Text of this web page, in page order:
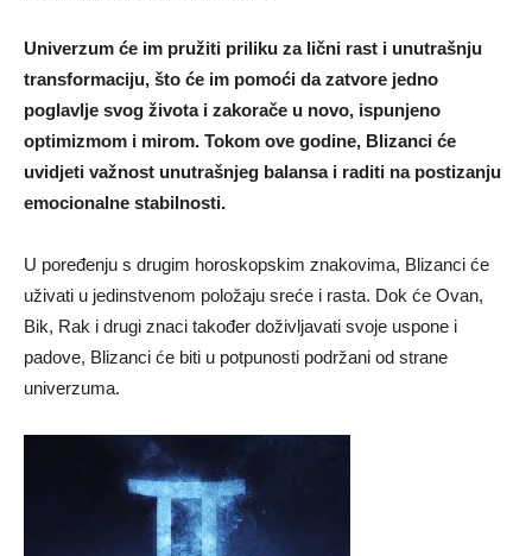
Univerzum će im pružiti priliku za lični rast i unutrašnju
transformaciju, što će im pomoći da zatvore jedno
poglavlje svog života i zakorače u novo, ispunjeno
optimizmom i mirom. Tokom ove godine, Blizanci će
uvidjeti važnost unutrašnjeg balansa i raditi na postizanju
emocionalne stabilnosti.
U poređenju s drugim horoskopskim znakovima, Blizanci će
uživati u jedinstvenom položaju sreće i rasta. Dok će Ovan,
Bik, Rak i drugi znaci također doživljavati svoje uspone i
padove, Blizanci će biti u potpunosti podržani od strane
univerzuma.